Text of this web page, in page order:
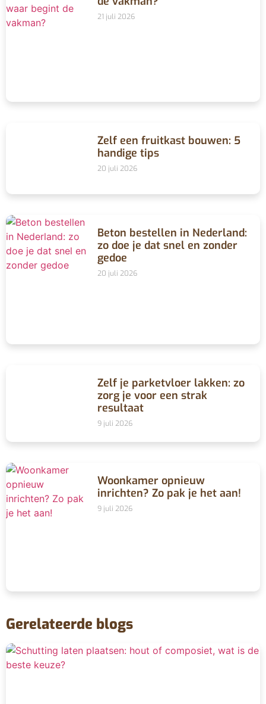
21 juli 2026
Zelf een fruitkast bouwen: 5
handige tips
20 juli 2026
Beton bestellen in Nederland:
zo doe je dat snel en zonder
gedoe
20 juli 2026
Zelf je parketvloer lakken: zo
zorg je voor een strak
resultaat
9 juli 2026
Woonkamer opnieuw
inrichten? Zo pak je het aan!
9 juli 2026
Gerelateerde blogs